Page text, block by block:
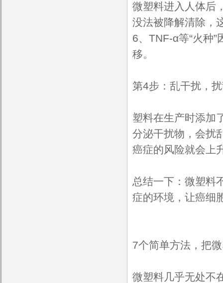
微塑料进入人体后
没法被降解清除，
6、TNF-α等“火种
移。
第4步：乱干扰，
塑料在生产时添加
分泌干扰物，会扰
癌症的风险就会上
总结一下：微塑料
症的环境，让癌细
7个简单方法，把
微塑料几乎无处不